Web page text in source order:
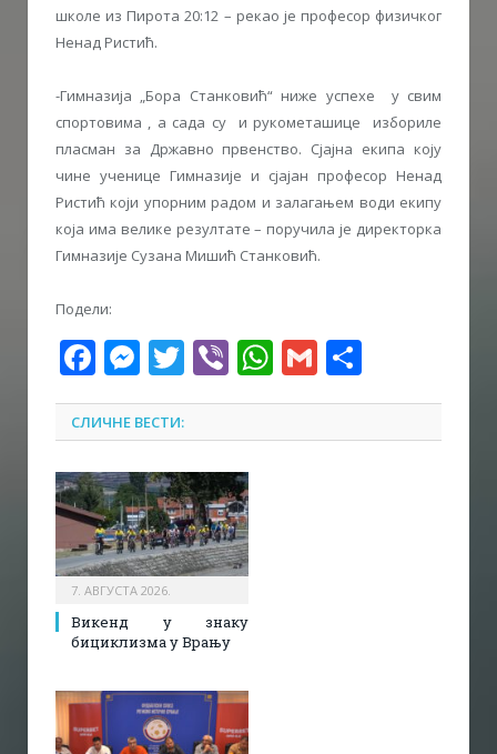
школе из Пирота 20:12 – рекао је професор физичког
Ненад Ристић.
-Гимназија „Бора Станковић“ ниже успехе у свим
спортовима , а сада су и рукометашице избориле
пласман за Државно првенство. Сјајна екипа коју
чине ученице Гимназије и сјајан професор Ненад
Ристић који упорним радом и залагањем води екипу
која има велике резултате – поручила је директорка
Гимназије Сузана Мишић Станковић.
Подели:
Facebook
Messenger
Twitter
ViberWhatsApp
Gmail
СЛИЧНЕ ВЕСТИ:
7. АВГУСТА 2026.
Викенд у знаку
бициклизма у Врању